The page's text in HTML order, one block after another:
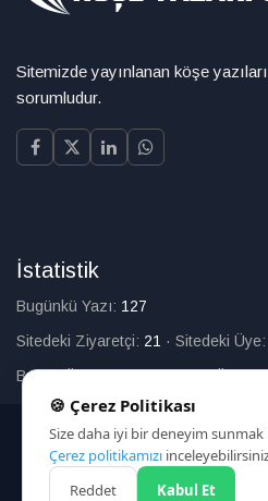
Sitemizde yayınlanan köşe
sorumludur.
İstatistik
Bugünkü Yazı: 127
Sitedeki Ziyaretçi: 21 · Sitedeki Üye:
Bugün Üye Olan:0·Toplam Üye:
©
HAKKIMIZDA
🍪 Çerez Politikası
Size daha iyi bir deneyim sunmak
Çerez politikamızı
Reddet
Kabul Et